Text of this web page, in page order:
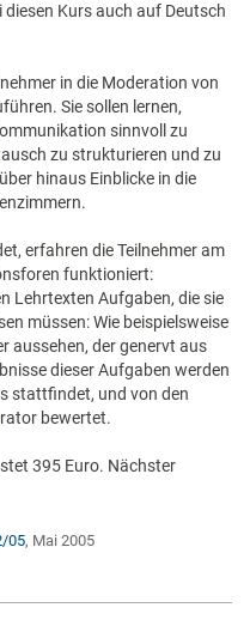
Kurs auch auf Deutsch
in die Moderation von
Sie sollen lernen,
sinnvoll zu
zu strukturieren und zu
hinaus Einblicke in die
erfahren die Teilnehmer am
funktioniert:
Lehrtexten Aufgaben, die sie
müssen: Wie beispielsweise
aussehen, der genervt aus
dieser Aufgaben werden
stattfindet, und von den
bewertet.
395 Euro. Nächster
05, Mai 2005